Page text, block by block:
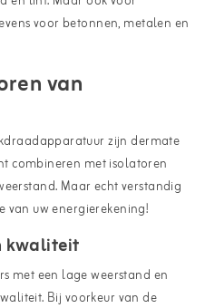
voor betonnen, metalen en
van
zijn dermate
combineren met isolatoren
Maar echt verstandig
van uw energierekening!
kwaliteit
met een lage weerstand en
Bij voorkeur van de